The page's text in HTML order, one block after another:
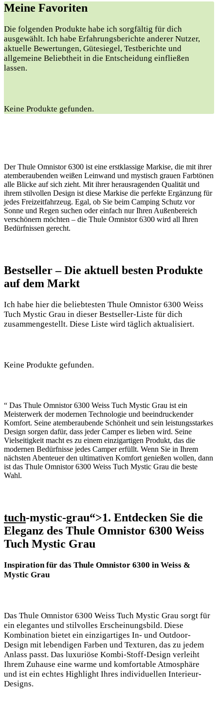
Meine Favoriten
Die folgenden Produkte habe ich​ sorgfältig für dich
ausgewählt. Ich habe Erfahrungsberichte anderer Nutzer,
aktuelle Bewertungen, Gütesiegel, Testberichte und
⁢allgemeine Beliebtheit in die Entscheidung einfließen
lassen.
Keine Produkte gefunden.
Der Thule Omnistor 6300 ist eine erstklassige Markise, die mit ihrer
atemberaubenden weißen Leinwand und mystisch grauen Farbtönen
alle Blicke auf sich zieht. Mit ihrer herausragenden Qualität und
ihrem stilvollen Design ist diese Markise die perfekte Ergänzung für
jedes Freizeitfahrzeug. Egal, ob Sie beim Camping Schutz vor
Sonne und Regen suchen oder einfach nur Ihren Außenbereich
verschönern möchten – die Thule Omnistor 6300 wird all Ihren
Bedürfnissen gerecht.
Bestseller – Die aktuell besten Produkte
auf dem Markt
Ich ⁣habe ⁣hier die beliebtesten Thule Omnistor 6300 Weiss
Tuch Mystic ‌Grau in dieser Bestseller-Liste für dich
‍zusammengestellt. Diese Liste wird täglich ⁢aktualisiert.
Keine Produkte gefunden.
“ Das Thule Omnistor 6300 Weiss Tuch Mystic Grau ist ein
Meisterwerk der modernen Technologie und beeindruckender
Komfort. Seine atemberaubende Schönheit und sein leistungsstarkes
Design sorgen dafür, dass jeder Camper es lieben wird. Seine
Vielseitigkeit macht es zu einem einzigartigen Produkt, das ‍die
modernen Bedürfnisse jedes Camper erfüllt. Wenn Sie in Ihrem
nächsten Abenteuer den ultimativen Komfort genießen wollen, dann
ist das Thule Omnistor 6300 Weiss Tuch Mystic Grau die beste
Wahl.
tuch-mystic-grau“>1. Entdecken Sie die
Eleganz des Thule Omnistor 6300 Weiss
Tuch Mystic Grau
Inspiration für das Thule Omnistor 6300 in Weiss &
Mystic Grau
Das Thule Omnistor 6300 Weiss ⁣Tuch Mystic Grau sorgt für
ein elegantes ​und stilvolles Erscheinungsbild.⁤ Diese
Kombination bietet ein einzigartiges In- und Outdoor-
Design mit lebendigen Farben und Texturen, das zu jedem
⁢Anlass passt. Das ⁢luxuriöse⁣ Kombi-Stoff-Design verleiht
Ihrem Zuhause eine⁤ warme ⁢und komfortable Atmosphäre
und ist ein echtes Highlight Ihres individuellen Interieur-
Designs.